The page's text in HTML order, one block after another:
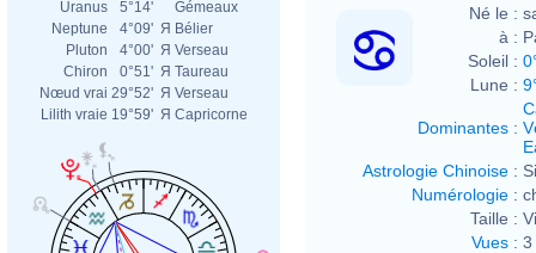
Uranus
5°14'
Gémeaux
Neptune
4°09' Я Bélier
Pluton
4°00' Я Verseau
Chiron
0°51' Я Taureau
Nœud vrai 29°52' Я Verseau
Lilith vraie 19°59' Я Capricorne
Né le :
à :
Soleil :
Lune :
Dominantes :
Astrologie Chinoise :
Numérologie :
Taille :
Vues : 3